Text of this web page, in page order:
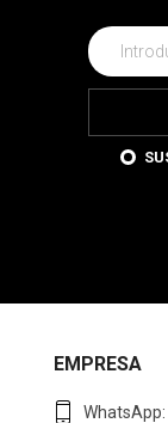
EMPRESA